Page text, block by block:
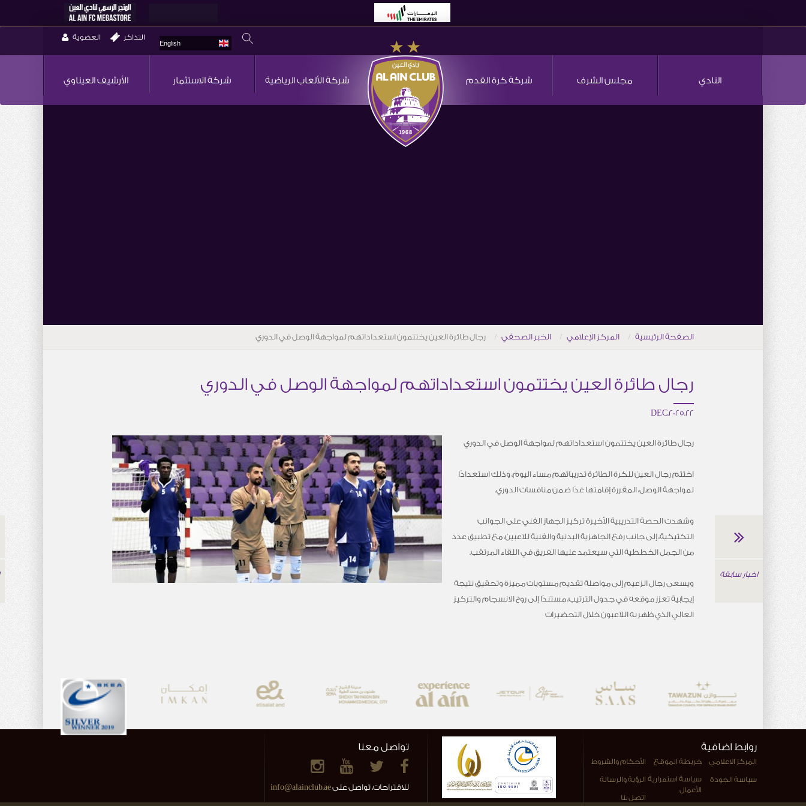
English
التذاكر العضوية
النادي مجلس الشرف شركة كرة القدم الأرشيف العيناوي شركة الاستثمار شركة الألعاب الرياضية
الصفحة الرئيسية المركز الإعلامي الخبر الصحفي رجال طائرة العين يختتمون استعداداتهم لمواجهة الوصل في الدوري
رجال طائرة العين يختتمون استعداداتهم لمواجهة الوصل في الدوري
22.DEC.2025
رجال طائرة العين يختتمون استعداداتهم لمواجهة الوصل في الدوري
اختتم رجال العين للكرة الطائرة تدريباتهم مساء اليوم، وذلك استعدادًا
لمواجهة الوصل، المقررة إقامتها غدًا ضمن منافسات الدوري.
وشهدت الحصة التدريبية الأخيرة تركيز الجهاز الفني على الجوانب
التكتيكية، إلى جانب رفع الجاهزية البدنية والفنية للاعبين، مع تطبيق عدد
من الجمل الخططية التي سيعتمد عليها الفريق في اللقاء المرتقب.
ويسعى رجال الزعيم إلى مواصلة تقديم مستويات مميزة وتحقيق نتيجة
إيجابية تعزز موقعه في جدول الترتيب، مستندًا إلى روح الانسجام والتركيز
العالي الذي ظهر به اللاعبون خلال التحضيرات
اخبار سابقة
روابط اضافية
المركز الاعلامي خريطة الموقع الأحكام والشروط
سياسة الجودة
سياسة استمرارية
الأعمال
الرؤية والرسالة
اتصل بنا
تواصل معنا
للاقتراحات، تواصل علىinfo@alainclub.ae